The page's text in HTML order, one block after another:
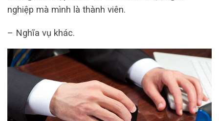
nghiệp mà mình là thành viên.
– Nghĩa vụ khác.